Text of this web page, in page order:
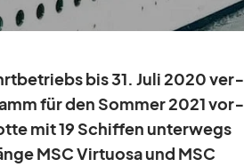
bis 31. Juli 2020 ver­
für den Som­mer 2021 vor­
mit 19 Schif­fen un­ter­wegs
MSC Vir­tuosa und MSC